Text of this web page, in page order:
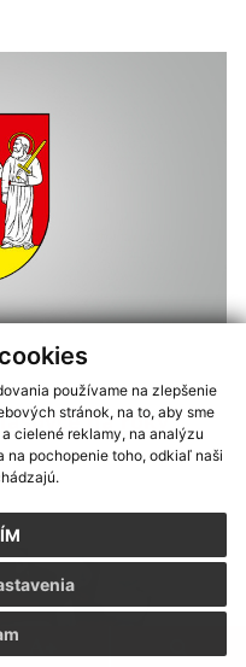
používame na zlepšenie
stránok, na to, aby sme
cielené reklamy, na analýzu
pochopenie toho, odkiaľ naši
na roky